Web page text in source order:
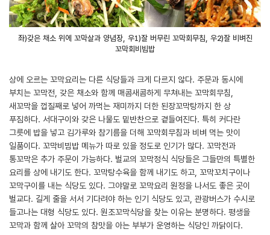
좌)갖은 채소 위에 꼬막살과 양념장, 우1)잘 버무린 꼬막회무침, 우2)잘 비벼진
꼬막회비빔밥
상에 오르는 꼬막요리는 다른 식당들과 크게 다르지 않다. 주문과 동시에
부치는 꼬막전, 갖은 채소와 함께 매콤새콤하게 무쳐내는 꼬막회무침,
새꼬막을 껍질째로 넣어 까먹는 재미까지 더한 된장꼬막탕까지 한 상
푸짐하다. 서대구이와 갖은 나물도 밑반찬으로 곁들여진다. 특히 커다란
그릇에 밥을 넣고 김가루와 참기름을 더해 꼬막회무침과 비벼 먹는 맛이
일품이다. 꼬막비빔밥 메뉴가 따로 있을 정도로 인기가 많다. 꼬막전과
통꼬막은 추가 주문이 가능하다. 벌교의 꼬막정식 식당들은 그들만의 특별한
요리를 상에 내기도 한다. 꼬막탕수육을 함께 내기도 하고, 꼬막꼬치구이나
꼬막구이를 내는 식당도 있다. 그야말로 꼬막요리 원정을 나서도 좋은 곳이
벌교다. 길게 줄을 서서 기다려야 하는 인기 식당도 있고, 관광버스가 수시로
들고나는 대형 식당도 있다. 원조꼬막식당을 찾는 이유는 분명하다. 평생을
꼬막과 함께 살아 꼬막의 참맛을 아는 부부가 운영하는 식당인 까닭이다.